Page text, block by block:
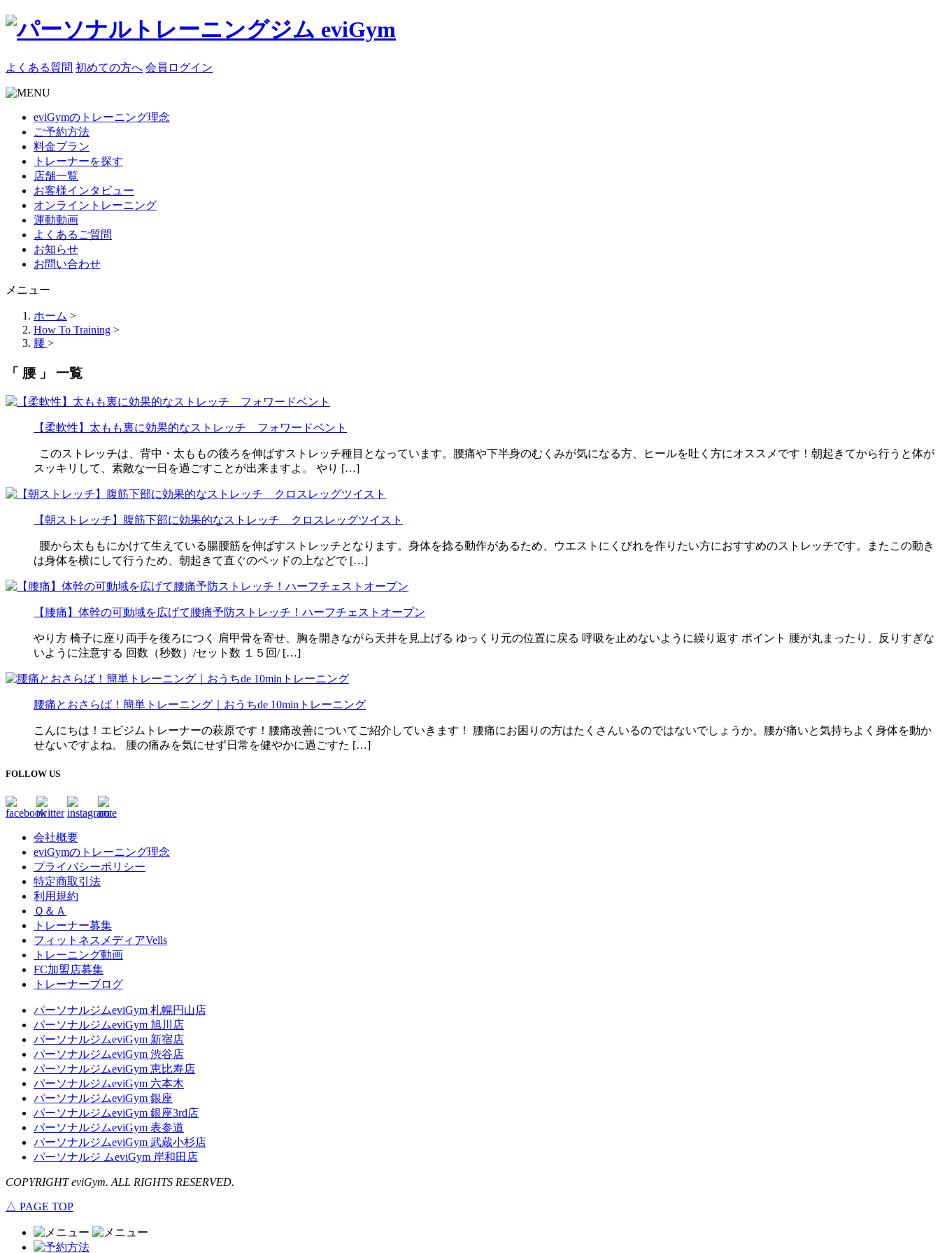
よくある質問 初めての方へ 会員ログイン
eviGymのトレーニング理念
ご予約方法
料金プラン
トレーナーを探す
店舗一覧
お客様インタビュー
オンライントレーニング
運動動画
よくあるご質問
お知らせ
お問い合わせ
メニュー
ホーム >
How To Training >
腰 >
「 腰 」 一覧
【柔軟性】太もも裏に効果的なストレッチ フォワードベント
このストレッチは、背中・太ももの後ろを伸ばすストレッチ種目となっています。腰痛や下半身のむくみが気になる方、ヒールを吐く方にオススメです！朝起きてから行うと体が
スッキリして、素敵な一日を過ごすことが出来ますよ。 やり […]
【朝ストレッチ】腹筋下部に効果的なストレッチ クロスレッグツイスト
腰から太ももにかけて生えている腸腰筋を伸ばすストレッチとなります。身体を捻る動作があるため、ウエストにくびれを作りたい方におすすめのストレッチです。またこの動き
は身体を横にして行うため、朝起きて直ぐのベッドの上などで […]
【腰痛】体幹の可動域を広げて腰痛予防ストレッチ！ハーフチェストオープン
やり方 椅子に座り両手を後ろにつく 肩甲骨を寄せ、胸を開きながら天井を見上げる ゆっくり元の位置に戻る 呼吸を止めないように繰り返す ポイント 腰が丸まったり、反りすぎな
いように注意する 回数（秒数）/セット数 １５回/ […]
腰痛とおさらば！簡単トレーニング｜おうちde 10minトレーニング
こんにちは！エビジムトレーナーの萩原です！腰痛改善についてご紹介していきます！ 腰痛にお困りの方はたくさんいるのではないでしょうか。腰が痛いと気持ちよく身体を動か
せないですよね。 腰の痛みを気にせず日常を健やかに過ごすた […]
FOLLOW US
会社概要
eviGymのトレーニング理念
プライバシーポリシー
特定商取引法
利用規約
Ｑ＆Ａ
トレーナー募集
フィットネスメディアVells
トレーニング動画
FC加盟店募集
トレーナーブログ
パーソナルジムeviGym 札幌円山店
パーソナルジムeviGym 旭川店
パーソナルジムeviGym 新宿店
パーソナルジムeviGym 渋谷店
パーソナルジムeviGym 恵比寿店
パーソナルジムeviGym 六本木
パーソナルジムeviGym 銀座
パーソナルジムeviGym 銀座3rd店
パーソナルジムeviGym 表参道
パーソナルジムeviGym 武蔵小杉店
パーソナルジ ムeviGym 岸和田店
COPYRIGHT eviGym. ALL RIGHTS RESERVED.
△ PAGE TOP